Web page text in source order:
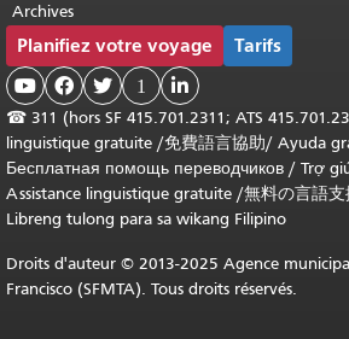
Archives
Planifiez votre voyage Tarifs
   1 
☎ 311 (hors SF 415.701.2311; ATS
linguistique gratuite /免費語言協助/ Ayuda
Бесплатная помощь переводчиков / Trợ
Assistance linguistique gratuite /無料の言語支
Libreng tulong para sa wikang Filipino
Droits d'auteur © 2013-2025 Agence
Francisco (SFMTA). Tous droits réservés.